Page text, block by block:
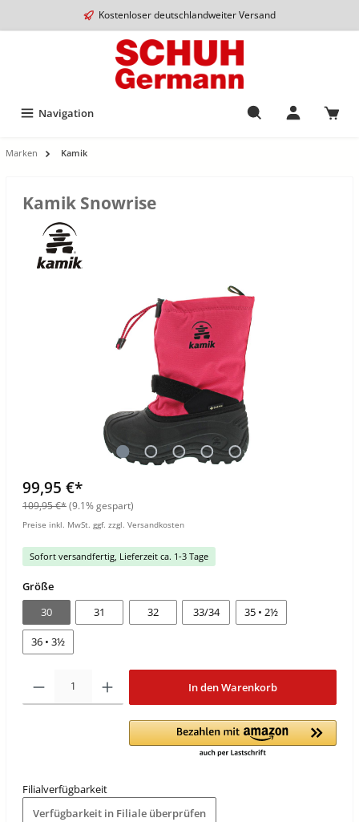
Kostenloser deutschlandweiter Versand
Navigation
Marken Kamik
Kamik Snowrise
99,95 €*
109,95 €*(9.1% gespart)
Preise inkl. MwSt. ggf. zzgl. Versandkosten
Sofort versandfertig, Lieferzeit ca. 1-3 Tage
Größe
30
31 32 33/34 35 • 2½
36 • 3½
In den Warenkorb
Filialverfügbarkeit
Verfügbarkeit in Filiale überprüfen